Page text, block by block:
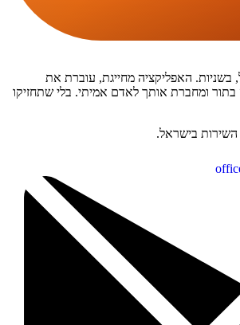
בשניות. האפליקציה מחייגת, עוברת את
בתור ומחברת אותך לאדם אמיתי. בלי שתחזיקו
השירות בישראל.